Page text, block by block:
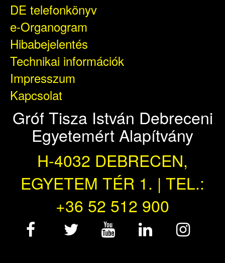
Gróf Tisza István Debreceni
Egyetemért Alapítvány
DE telefonkönyv
e-Organogram
Hibabejelentés
Technikai információk
Impresszum
Kapcsolat
H-4032 DEBRECEN,
EGYETEM TÉR 1. | TEL.:
+36 52 512 900